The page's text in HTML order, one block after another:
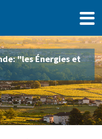
"les Énergies et